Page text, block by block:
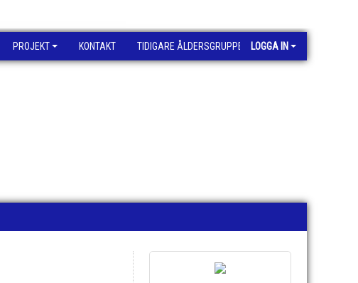
PROJEKT KONTAKT TIDIGARE ÅLDERSGRUPPER LOGGA IN